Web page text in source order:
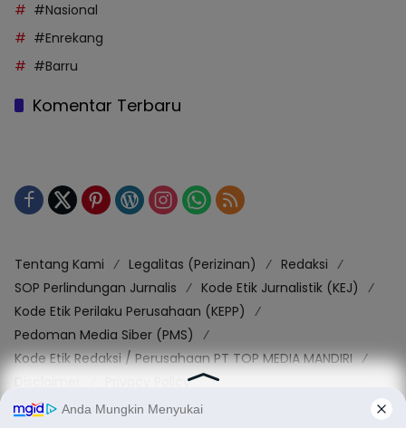
#Nasional
#Enrekang
#Barru
Komentar Terbaru
Tentang Kami Legalitas (Perizinan)
Redaksi
SOP Perlindungan Jurnalis
Kode Etik Jurnalistik (KEJ)
Kode Etik Perilaku Perusahaan (KEPP)
Pedoman Media Siber (PMS)
Kode Etik Redaksi / Perusahaan PT TOP MEDIA MANDIRI
Privacy Policy
Copy Right 2025 | PT. TOP MEDIA MANDIRI